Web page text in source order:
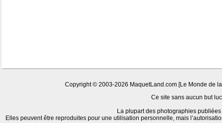
Copyright © 2003-2026 MaquetLand.com [Le Monde de
Ce site sans aucun but
La plupart des photographies
Elles peuvent être reproduites pour une utilisation personnelle, mais